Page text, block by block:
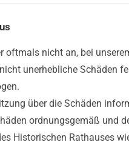
oftmals nicht an, bei
unerhebliche Schäden
über die Schäden
ordnungsgemäß und
Historischen Rathauses